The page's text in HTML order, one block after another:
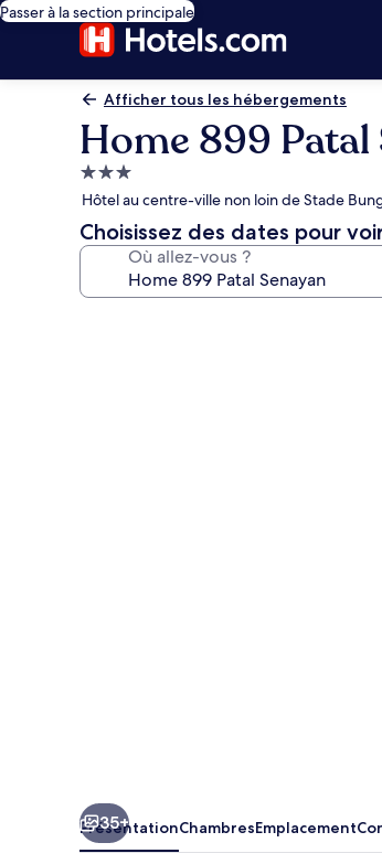
Passer à la section principale
Afficher tous les hébergements
Home 899 Patal
Hébergement
3.0 étoiles
Hôtel au centre-ville non loin de Stade
Choisissez des dates pour
Où allez-vous ?
35+
PrésentationChambresEmplacement